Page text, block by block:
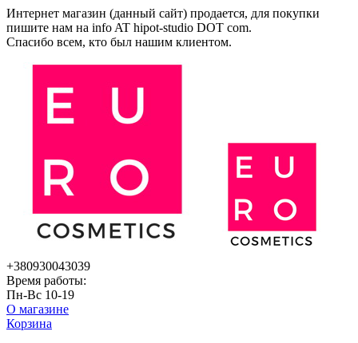
Интернет магазин (данный сайт) продается, для покупки
пишите нам на info AT hipot-studio DOT com.
Спасибо всем, кто был нашим клиентом.
+380930043039
Время работы:
Пн-Вс 10-19
О магазине
Корзина